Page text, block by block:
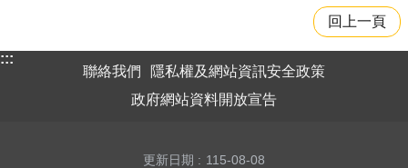
回上一頁
:::
聯絡我們
隱私權及網站資訊安全政策
政府網站資料開放宣告
更新日期
115-08-08